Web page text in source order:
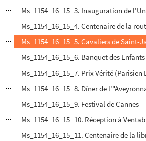
Ms_1154_16_15_3. Inauguration de
Ms_1154_16_15_4. Centenaire de la
Ms_1154_16_15_5. Cavaliers de Saint-
Ms_1154_16_15_6. Banquet des
Ms_1154_16_15_7. Prix Vérité (Parisien
Ms_1154_16_15_8. Dîner de
Ms_1154_16_15_9. Festival de Cannes
Ms_1154_16_15_10. Réception à
Ms_1154_16_15_11. Centenaire de la